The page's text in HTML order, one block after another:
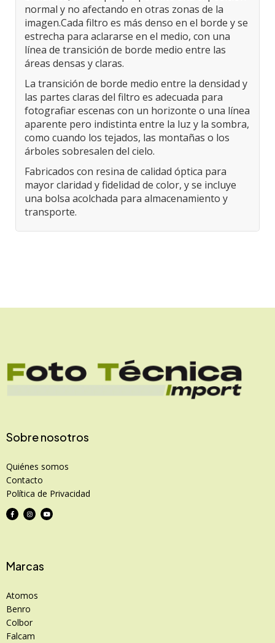
normal y no afectando en otras zonas de la
imagen.Cada filtro es más denso en el borde y se
estrecha para aclararse en el medio, con una
línea de transición de borde medio entre las
áreas densas y claras.
La transición de borde medio entre la densidad y
las partes claras del filtro es adecuada para
fotografiar escenas con un horizonte o una línea
aparente pero indistinta entre la luz y la sombra,
como cuando los tejados, las montañas o los
árboles sobresalen del cielo.
Fabricados con resina de calidad óptica para
mayor claridad y fidelidad de color, y se incluye
una bolsa acolchada para almacenamiento y
transporte.
Sobre nosotros
Quiénes somos
Contacto
Política de Privacidad
Marcas
Atomos
Benro
Colbor
Falcam